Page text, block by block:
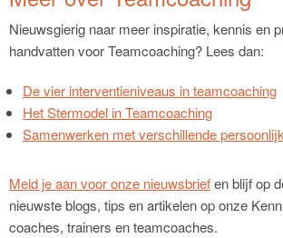
Nieuwsgierig naar meer inspiratie, kennis en
handvatten voor Teamcoaching? Lees dan:
De vier interventieniveaus in teamcoaching
Het Stermodel in Teamcoaching
Samenwerken met verschillende
Meld je aan voor onze nieuwsbriefen blijf op
nieuwste blogs, tips en artikelen op onze
coaches, trainers en teamcoaches.